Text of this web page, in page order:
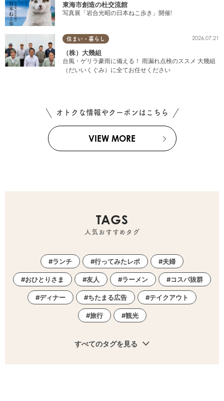
東海市創造の杜交流館
写真展「岩合光昭の日本ねこ歩き」開催!
住まい・暮らし 2026.07.21
（株）大幾組
台風・ゲリラ豪雨に備える！ 雨漏れ点検のススメ 大幾組
（だいいくぐみ）に全てお任せください
オトクな情報やクーポンはこちら
VIEW MORE
TAGS
人気おすすめタグ
ランチ 行ってみたレポ 夫婦
おひとりさま 友人 ラーメン コスパ抜群
ディナー ちたまる広告 テイクアウト
旅行 観光
すべてのタグを見る